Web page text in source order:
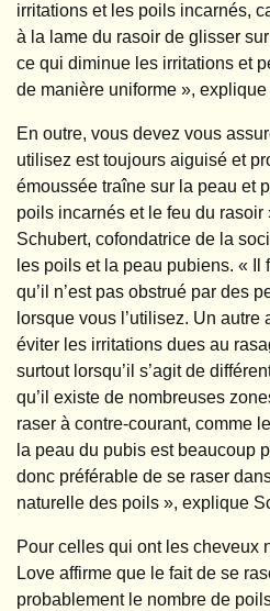
irritations et les poils incarnés,
à la lame du rasoir de glisser
ce qui diminue les irritations et
de manière uniforme », explique
En outre, vous devez vous
utilisez est toujours aiguisé et
émoussée traîne sur la peau et
poils incarnés et le feu du rasoir
Schubert, cofondatrice de la
les poils et la peau pubiens. « Il
qu’il n’est pas obstrué par des
lorsque vous l’utilisez. Un autre
éviter les irritations dues au
surtout lorsqu’il s’agit de
qu’il existe de nombreuses
raser à contre-courant, comme
la peau du pubis est beaucoup
donc préférable de se raser
naturelle des poils », explique
Pour celles qui ont les cheveux
Love affirme que le fait de se
probablement le nombre de